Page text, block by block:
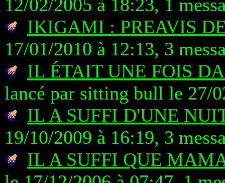
12/02/2005 à 18:23, 1
IKIGAMI : PREAVIS
17/01/2010 à 12:13, 3
IL ÉTAIT UNE FOIS
lancé par sitting bull le 27/
IL A SUFFI D'UNE
19/10/2009 à 16:19, 3
IL A SUFFI QUE